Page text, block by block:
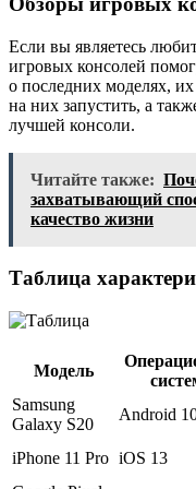
Если вы являетесь
игровых консолей
о последних моделях,
на них запустить, а
лучшей консоли.
Читайте также:
захватывающий
качество жизни
Таблица
Модель
Samsung
Galaxy S20
Android
iPhone 11 Pro iOS 13